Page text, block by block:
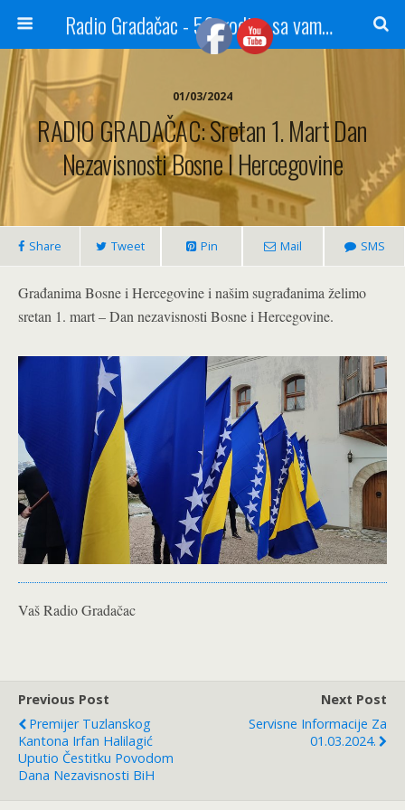
Radio Gradačac - 56 godina sa vama...
01/03/2024
RADIO GRADAČAC: Sretan 1. Mart Dan
Nezavisnosti Bosne I Hercegovine
Share Tweet Pin Mail SMS
Građanima Bosne i Hercegovine i našim sugrađanima želimo
sretan 1. mart – Dan nezavisnosti Bosne i Hercegovine.
Vaš Radio Gradačac
Previous Post
Premijer Tuzlanskog
Kantona Irfan Halilagić
Uputio Čestitku Povodom
Dana Nezavisnosti BiH
Next Post
Servisne Informacije Za
01.03.2024.